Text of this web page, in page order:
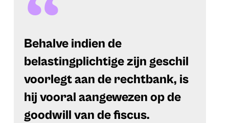
Behalve indien de
belastingplichtige zijn geschil
voorlegt aan de rechtbank, is
hij vooral aangewezen op de
goodwill van de fiscus.